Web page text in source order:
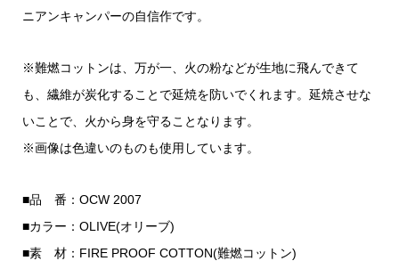
ニアンキャンパーの自信作です。
※難燃コットンは、万が一、火の粉などが生地に飛んできて
も、繊維が炭化することで延焼を防いでくれます。延焼させな
いことで、火から身を守ることなります。
※画像は色違いのものも使用しています。
■品 番：OCW 2007
■カラー：OLIVE(オリーブ)
■素 材：FIRE PROOF COTTON(難燃コットン)